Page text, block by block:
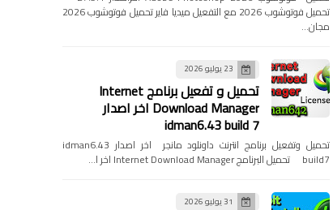
تحميل فوتوشوب 2026 مع التفعيل ميديا فاير تحميل فوتوشوب 2026
مجان…
23 يوليو 2026
تحميل و تفعيل برنامج Internet
Download Manager اخر اصدار
idman6.43 build 7
تحميل وتفعيل برنامج انترنت داونلود مانجر اخر اصدار idman6.43
build7 تحميل البرنامج Internet Download Manager اخر ا…
31 يوليو 2026